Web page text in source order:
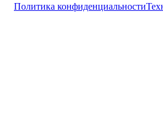
Политика конфиденциальности